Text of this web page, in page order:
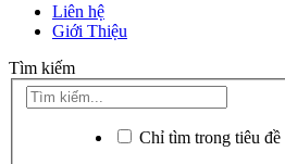
Liên hệ
Giới Thiệu
Tìm kiếm
Chỉ tìm trong tiêu đề